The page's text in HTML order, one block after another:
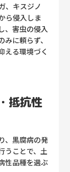
、キスジノ
ら侵入しま
、害虫の侵入
に頼らず、
える環境づく
抵抗性
、黒腐病の発
うことで、土
性品種を選ぶ